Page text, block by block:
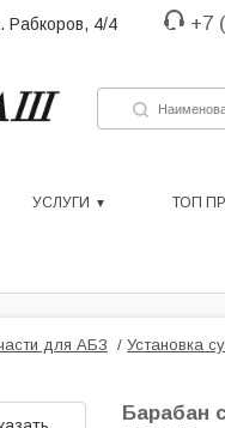
Рабкоров, 4/4 +7
УСЛУГИ ТОП
для АБЗ / Установка
Барабан